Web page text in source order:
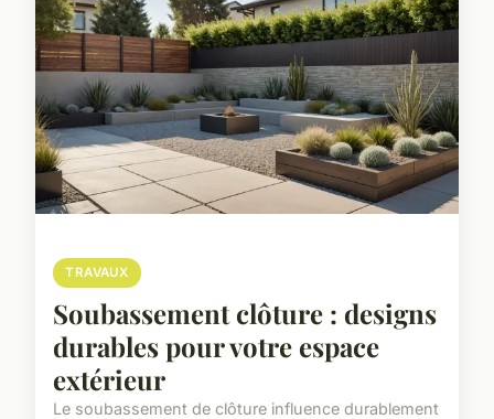
TRAVAUX
Soubassement clôture : designs
durables pour votre espace
extérieur
Le soubassement de clôture influence durablement